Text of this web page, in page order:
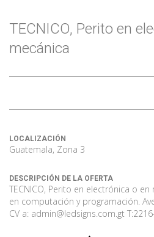
TECNICO, Perito en
mecánica
LOCALIZACIÓN
Guatemala, Zona 3
DESCRIPCIÓN DE LA OFERTA
TECNICO, Perito en electrónica o
en computación y programación.
CV a: admin@ledsigns.com.gt